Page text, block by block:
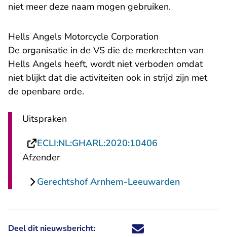
niet meer deze naam mogen gebruiken.
Hells Angels Motorcycle Corporation
De organisatie in de VS die de merkrechten van
Hells Angels heeft, wordt niet verboden omdat
niet blijkt dat die activiteiten ook in strijd zijn met
de openbare orde.
Uitspraken
ECLI:NL:GHARL:2020:10406
Afzender
Gerechtshof Arnhem-Leeuwarden
Deel dit nieuwsbericht: Deel dit nieuwsbericht via X -
Deel dit nieuwsbericht via
Deel dit nieuwsbericht
Deel dit